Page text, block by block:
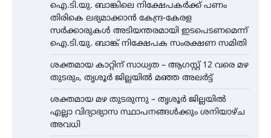
ഐ.ടി.യു. ബാങ്കിലെ നിക്ഷേപകർക്ക് പണം
തിരികെ ലഭ്യമാക്കാൻ കേന്ദ്ര-കേരള
സർക്കാരുകൾ അടിയന്തരമായി ഇടപെടണമെന്ന്
ഐ.ടി.യു. ബാങ്ക് നിക്ഷേപക സംരക്ഷണ സമിതി
ശക്തമായ കാറ്റിന് സാധ്യത – ആഗസ്റ്റ് 12 വരെ മഴ
തുടരും, തൃശൂർ ജില്ലയിൽ മഞ്ഞ അലർട്ട്
ശക്തമായ മഴ തുടരുന്നു – തൃശൂർ ജില്ലയിൽ
എല്ലാ വിദ്യാഭ്യാസ സ്ഥാപനങ്ങൾക്കും ശനിയാഴ്ച
അവധി